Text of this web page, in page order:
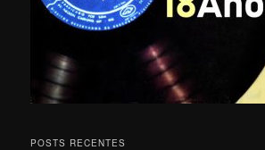
POSTS RECENTES